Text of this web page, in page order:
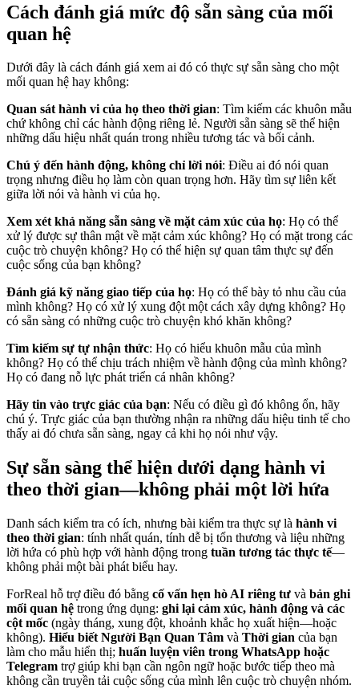
Cách đánh giá mức độ sẵn sàng của mối
quan hệ
Dưới đây là cách đánh giá xem ai đó có thực sự sẵn sàng cho một
mối quan hệ hay không:
Quan sát hành vi của họ theo thời gian: Tìm kiếm các khuôn mẫu
chứ không chỉ các hành động riêng lẻ. Người sẵn sàng sẽ thể hiện
những dấu hiệu nhất quán trong nhiều tương tác và bối cảnh.
Chú ý đến hành động, không chỉ lời nói: Điều ai đó nói quan
trọng nhưng điều họ làm còn quan trọng hơn. Hãy tìm sự liên kết
giữa lời nói và hành vi của họ.
Xem xét khả năng sẵn sàng về mặt cảm xúc của họ: Họ có thể
xử lý được sự thân mật về mặt cảm xúc không? Họ có mặt trong các
cuộc trò chuyện không? Họ có thể hiện sự quan tâm thực sự đến
cuộc sống của bạn không?
Đánh giá kỹ năng giao tiếp của họ: Họ có thể bày tỏ nhu cầu của
mình không? Họ có xử lý xung đột một cách xây dựng không? Họ
có sẵn sàng có những cuộc trò chuyện khó khăn không?
Tìm kiếm sự tự nhận thức: Họ có hiểu khuôn mẫu của mình
không? Họ có thể chịu trách nhiệm về hành động của mình không?
Họ có đang nỗ lực phát triển cá nhân không?
Hãy tin vào trực giác của bạn: Nếu có điều gì đó không ổn, hãy
chú ý. Trực giác của bạn thường nhận ra những dấu hiệu tinh tế cho
thấy ai đó chưa sẵn sàng, ngay cả khi họ nói như vậy.
Sự sẵn sàng thể hiện dưới dạng hành vi
theo thời gian—không phải một lời hứa
Danh sách kiểm tra có ích, nhưng bài kiểm tra thực sự là hành vi
theo thời gian: tính nhất quán, tính dễ bị tổn thương và liệu những
lời hứa có phù hợp với hành động trong tuần tương tác thực tế—
không phải một bài phát biểu hay.
ForReal hỗ trợ điều đó bằng cố vấn hẹn hò AI riêng tư và bản ghi
mối quan hệ trong ứng dụng: ghi lại cảm xúc, hành động và các
cột mốc (ngày tháng, xung đột, khoảnh khắc họ xuất hiện—hoặc
không). Hiểu biết Người Bạn Quan Tâm và Thời gian của bạn
làm cho mẫu hiển thị; huấn luyện viên trong WhatsApp hoặc
Telegram trợ giúp khi bạn cần ngôn ngữ hoặc bước tiếp theo mà
không cần truyền tải cuộc sống của mình lên cuộc trò chuyện nhóm.